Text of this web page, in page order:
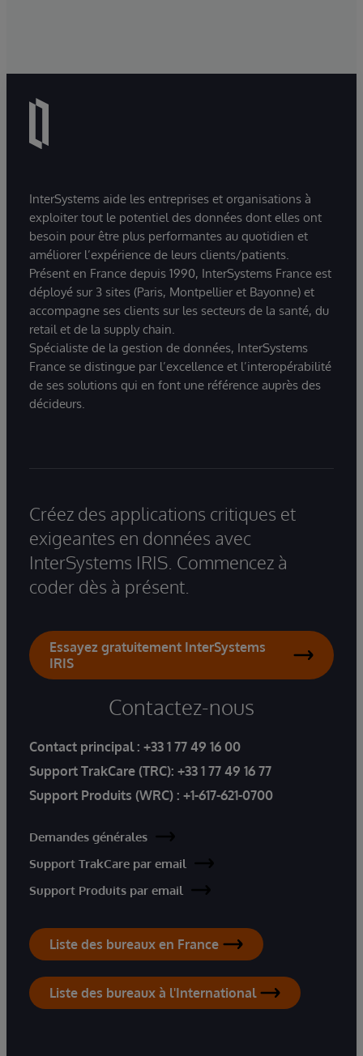
InterSystems aide les entreprises et organisations à
exploiter tout le potentiel des données dont elles ont
besoin pour être plus performantes au quotidien et
améliorer l’expérience de leurs clients/patients.
Présent en France depuis 1990, InterSystems France est
déployé sur 3 sites (Paris, Montpellier et Bayonne) et
accompagne ses clients sur les secteurs de la santé, du
retail et de la supply chain.
Spécialiste de la gestion de données, InterSystems
France se distingue par l’excellence et l’interopérabilité
de ses solutions qui en font une référence auprès des
décideurs.
Créez des applications critiques et
exigeantes en données avec
InterSystems IRIS. Commencez à
coder dès à présent.
Essayez gratuitement InterSystems
IRIS
Contactez-nous
Contact principal : +33 1 77 49 16 00
Support TrakCare (TRC): +33 1 77 49 16 77
Support Produits (WRC) : +1-617-621-0700
Demandes générales
Support TrakCare par email
Support Produits par email
Liste des bureaux en France
Liste des bureaux à l'International